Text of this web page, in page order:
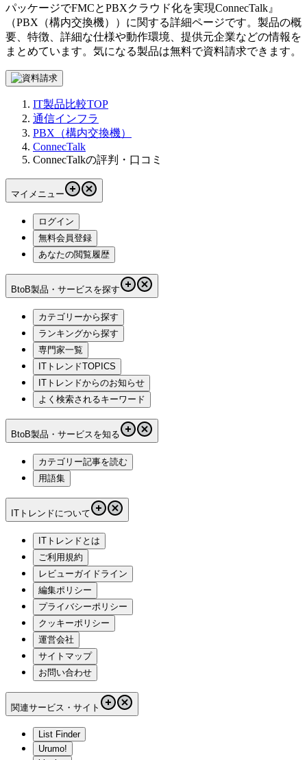
パッケージでFMCとPBXクラウド化を実現ConnecTalk 』
（PBX（構内交換機）
）に関する詳細ページです。製品の概
要、特徴、詳細な仕様や動作環境、提供元企業などの情報を
まとめています。気になる製品は無料で資料請求できます。
IT製品比較TOP
通信インフラ
PBX（構内交換機）
ConnecTalk
ConnecTalkの評判・口コミ
マイメニュー
ログイン
無料会員登録
あなたの閲覧履歴
BtoB製品・サービスを探す
カテゴリーから探す
ランキングから探す
専門家一覧
ITトレンドTOPICS
ITトレンドからのお知らせ
よく検索されるキーワード
BtoB製品・サービスを知る
カテゴリー記事を読む
用語集
ITトレンドについて
ITトレンドとは
ご利用規約
レビューガイドライン
編集ポリシー
プライバシーポリシー
クッキーポリシー
運営会社
サイトマップ
お問い合わせ
関連サービス・サイト
List Finder
Urumo!